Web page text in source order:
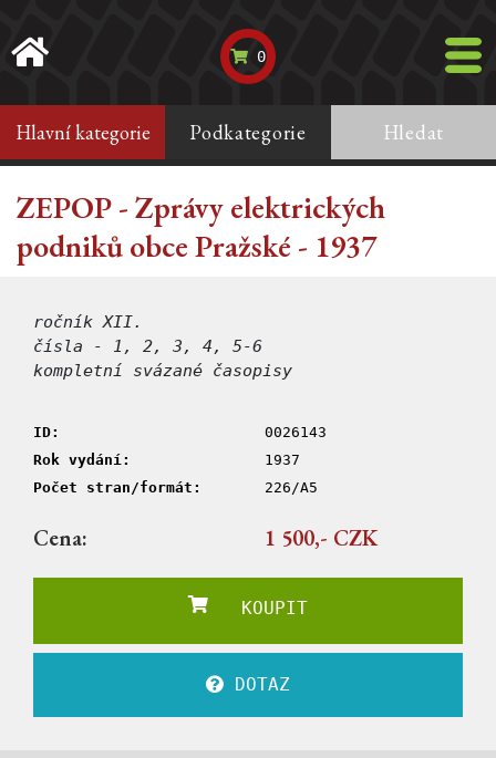
0
Hlavní kategorie Podkategorie Hledat
ZEPOP - Zprávy elektrických
podniků obce Pražské - 1937
ročník XII.
čísla - 1, 2, 3, 4, 5-6
kompletní svázané časopisy
ID:
0026143
Rok vydání:
1937
Počet stran/formát:
226/A5
Cena: 1 500,- CZK
KOUPIT
DOTAZ